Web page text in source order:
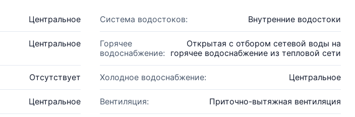
Центральное Система водостоков: Внутренние водостоки
Центральное
Горячее
водоснабжение:
Открытая с отбором сетевой воды на
горячее водоснабжение из тепловой сети
Отсутствует Холодное водоснабжение: Центральное
Центральное Вентиляция: Приточно-вытяжная вентиляция